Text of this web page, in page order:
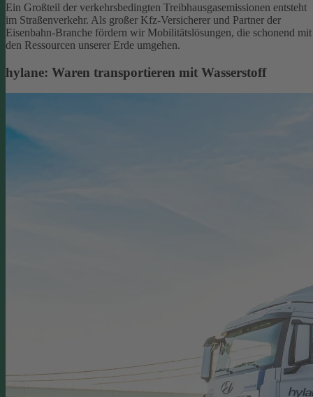
Ein Großteil der verkehrsbedingten Treibhausgasemissionen entsteht
im Straßenverkehr. Als großer Kfz-Versicherer und Partner der
Eisenbahn-Branche fördern wir Mobilitätslösungen, die schonend mit
den Ressourcen unserer Erde umgehen.
hylane: Waren transportieren mit Wasserstoff